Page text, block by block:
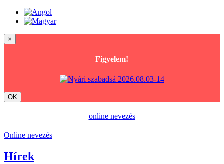
×
Figyelem!
OK
online nevezés
Online nevezés
Hírek